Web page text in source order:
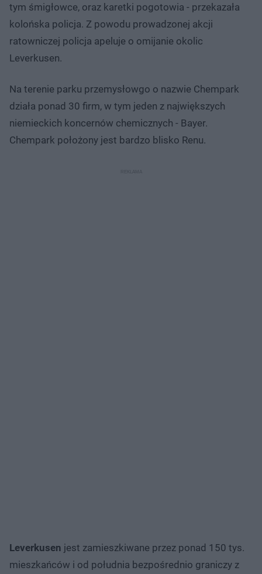
tym śmigłowce, oraz karetki pogotowia - przekazała
kolońska policja. Z powodu prowadzonej akcji
ratowniczej policja apeluje o omijanie okolic
Leverkusen.
Na terenie parku przemysłowgo o nazwie Chempark
działa ponad 30 firm, w tym jeden z największych
niemieckich koncernów chemicznych - Bayer.
Chempark położony jest bardzo blisko Renu.
Leverkusen jest zamieszkiwane przez ponad 150 tys.
mieszkańców i od południa bezpośrednio graniczy z